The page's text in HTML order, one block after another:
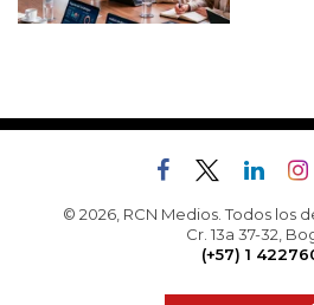
© 2026, RCN Medios. Todos los
Cr. 13a 37-32,
(+57) 1